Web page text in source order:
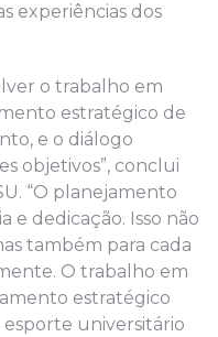
experiências dos
o trabalho em
estratégico de
e o diálogo
objetivos”, conclui
“O planejamento
e dedicação. Isso não
também para cada
O trabalho em
estratégico
universitário